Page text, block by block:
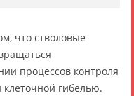
что стволовые
процессов контроля
клеточной гибелью.